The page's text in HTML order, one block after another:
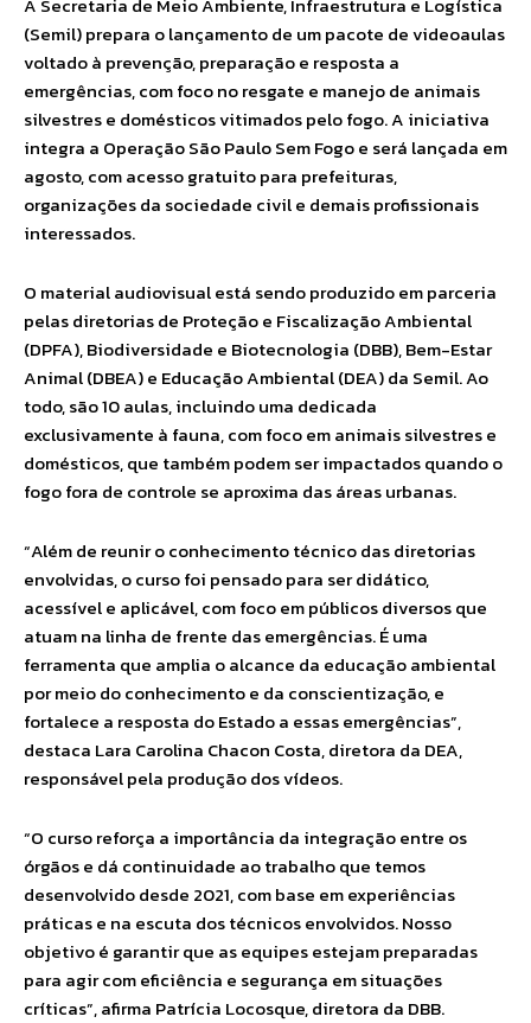
(Semil) prepara o lançamento de um pacote de videoaulas
voltado à prevenção, preparação e resposta a
emergências, com foco no resgate e manejo de animais
silvestres e domésticos vitimados pelo fogo. A iniciativa
integra a Operação São Paulo Sem Fogo e será lançada em
agosto, com acesso gratuito para prefeituras,
organizações da sociedade civil e demais profissionais
interessados.
O material audiovisual está sendo produzido em parceria
pelas diretorias de Proteção e Fiscalização Ambiental
(DPFA), Biodiversidade e Biotecnologia (DBB), Bem-Estar
Animal (DBEA) e Educação Ambiental (DEA) da Semil. Ao
todo, são 10 aulas, incluindo uma dedicada
exclusivamente à fauna, com foco em animais silvestres e
domésticos, que também podem ser impactados quando o
fogo fora de controle se aproxima das áreas urbanas.
“Além de reunir o conhecimento técnico das diretorias
envolvidas, o curso foi pensado para ser didático,
acessível e aplicável, com foco em públicos diversos que
atuam na linha de frente das emergências. É uma
ferramenta que amplia o alcance da educação ambiental
por meio do conhecimento e da conscientização, e
fortalece a resposta do Estado a essas emergências”,
destaca Lara Carolina Chacon Costa, diretora da DEA,
responsável pela produção dos vídeos.
“O curso reforça a importância da integração entre os
órgãos e dá continuidade ao trabalho que temos
desenvolvido desde 2021, com base em experiências
práticas e na escuta dos técnicos envolvidos. Nosso
objetivo é garantir que as equipes estejam preparadas
para agir com eficiência e segurança em situações
críticas”, afirma Patrícia Locosque, diretora da DBB.